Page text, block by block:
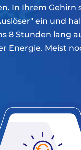
In Ihrem Gehirn
ein und
8 Stunden lang
Energie. Meist